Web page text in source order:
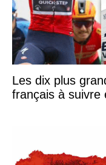
Les dix plus
français à suivre